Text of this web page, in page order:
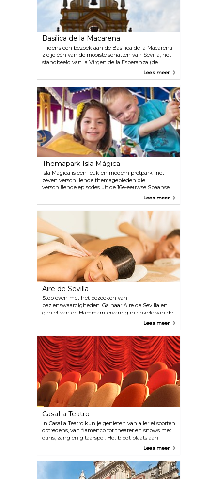
Basílica de la Macarena
Tijdens een bezoek aan de Basílica de la Macarena
zie je één van de mooiste schatten van Sevilla, het
standbeeld van la Virgen de la Esperanza (de
Maagd van Hoop), bekend als la Macarena, dezelfde
moeder van Christus die rouwt om zijn dood,
bedekt met tranen. Het is een moderne kerk in
neobarokstijl, gebouwd tussen 1936 en 1941 door
architect Gómez Millán.
Lees meer
Themapark Isla Mágica
Isla Mágica is een leuk en modern pretpark met
zeven verschillende themagebieden die
verschillende episodes uit de 16e-eeuwse Spaanse
geschiedenis vertegenwoordigen. Dit is een plek
achtbaan kan rijden, minigolf kan spelen, één van
de vier verschillende waterattracties kan proberen
of het piratenschip kan verkennen.
Lees meer
Aire de Sevilla
Stop even met het bezoeken van
bezienswaardigheden. Ga naar Aire de Sevilla en
geniet van de Hammam-ervaring in enkele van de
mooiste Baños Arabes (Arabische baden) in heel
temperatuurbaden of genieten van een massage in
een magische sfeer.
Lees meer
CasaLa Teatro
In CasaLa Teatro kun je genieten van allerlei soorten
optredens, van flamenco tot theater en shows met
dans, zang en gitaarspel. Het biedt plaats aan
slechts 28 personen, wat dit een kleine, intieme en
Lees meer